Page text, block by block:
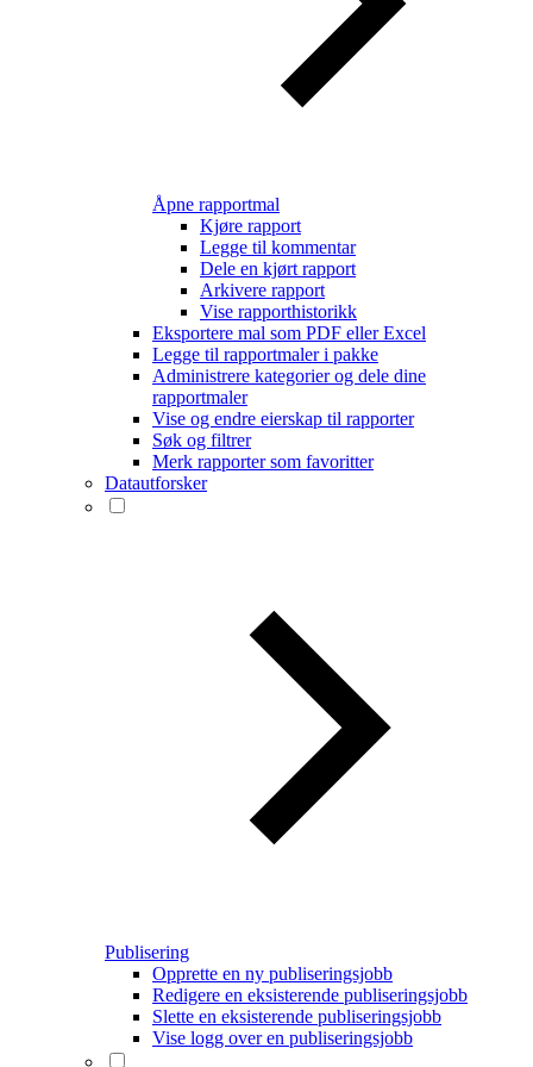
Åpne rapportmal
Kjøre rapport
Legge til kommentar
Dele en kjørt rapport
Arkivere rapport
Vise rapporthistorikk
Eksportere mal som PDF eller Excel
Legge til rapportmaler i pakke
Administrere kategorier og dele dine
rapportmaler
Vise og endre eierskap til rapporter
Søk og filtrer
Merk rapporter som favoritter
Datautforsker
Publisering
Opprette en ny publiseringsjobb
Redigere en eksisterende publiseringsjobb
Slette en eksisterende publiseringsjobb
Vise logg over en publiseringsjobb